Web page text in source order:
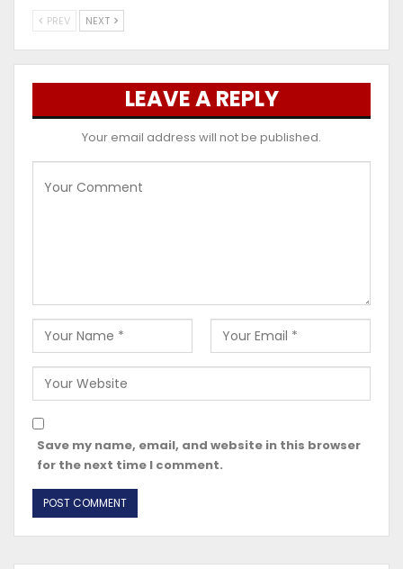
PREV NEXT
LEAVE A REPLY
Your email address will not be published.
Save my name, email, and website in this browser
for the next time I comment.